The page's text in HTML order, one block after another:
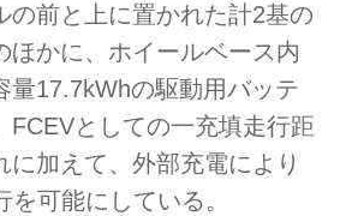
の前と上に置かれた計2基の
ほかに、ホイールベース内
量17.7kWhの駆動用バッテ
FCEVとしての一充填走行距
に加えて、外部充電により
可能にしている。